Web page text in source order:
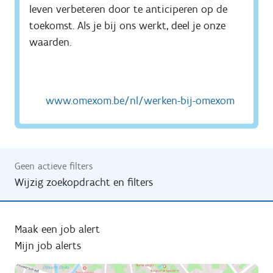
leven verbeteren door te anticiperen op de
toekomst. Als je bij ons werkt, deel je onze
waarden.
www.omexom.be/nl/werken-bij-omexom
Geen actieve filters
Wijzig zoekopdracht en filters
Maak een job alert
Mijn job alerts